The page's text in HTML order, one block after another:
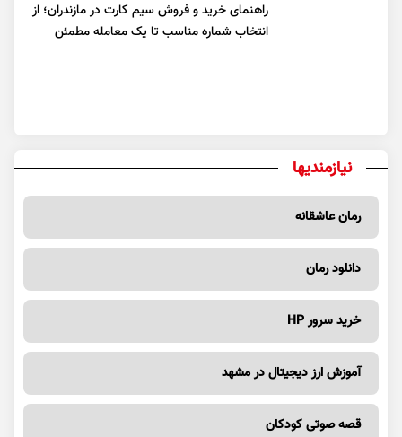
راهنمای خرید و فروش سیم کارت در مازندران؛ از
انتخاب شماره مناسب تا یک معامله مطمئن
نیازمندیها
رمان عاشقانه
دانلود رمان
خرید سرور HP
آموزش ارز دیجیتال در مشهد
قصه صوتی کودکان